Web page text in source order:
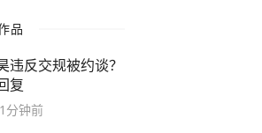
品
违反交规被约谈？
复
分钟前